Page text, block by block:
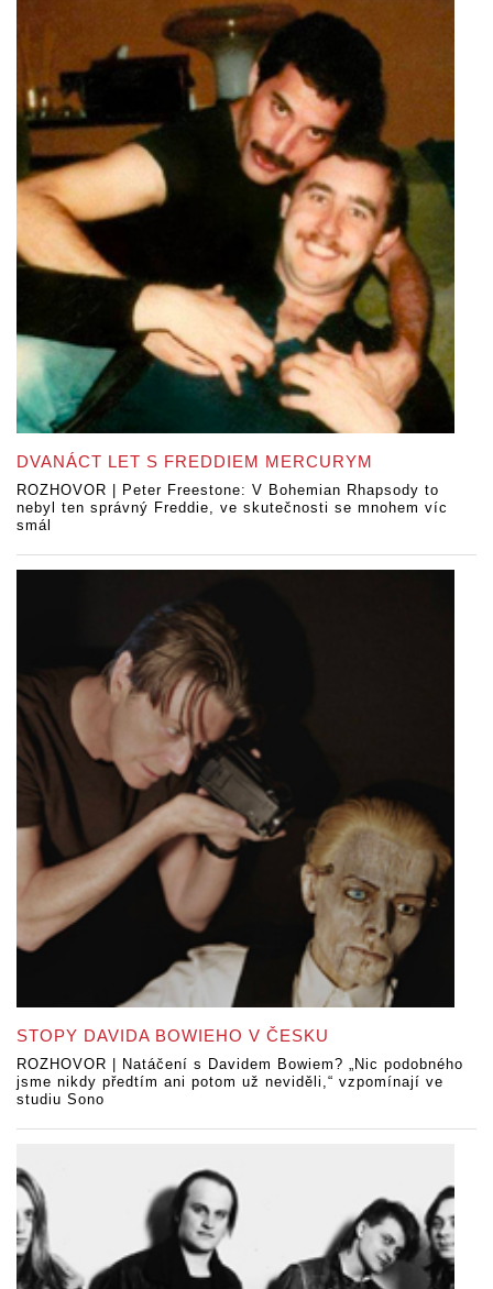
DVANÁCT LET S FREDDIEM MERCURYM
ROZHOVOR | Peter Freestone: V Bohemian Rhapsody to
nebyl ten správný Freddie, ve skutečnosti se mnohem víc
smál
STOPY DAVIDA BOWIEHO V ČESKU
ROZHOVOR | Natáčení s Davidem Bowiem? „Nic podobného
jsme nikdy předtím ani potom už neviděli,“ vzpomínají ve
studiu Sono